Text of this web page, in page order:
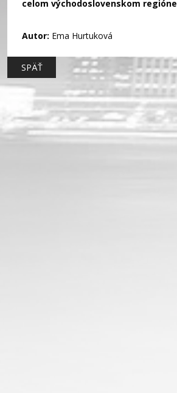
celom východoslovenskom regióne
Autor: Ema Hurtuková
SPÄŤ